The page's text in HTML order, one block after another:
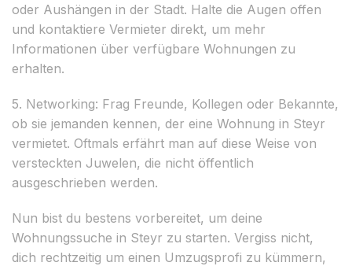
oder Aushängen in der Stadt. Halte die Augen offen
und kontaktiere Vermieter direkt, um mehr
Informationen über verfügbare Wohnungen zu
erhalten.
5. Networking: Frag Freunde, Kollegen oder Bekannte,
ob sie jemanden kennen, der eine Wohnung in Steyr
vermietet. Oftmals erfährt man auf diese Weise von
versteckten Juwelen, die nicht öffentlich
ausgeschrieben werden.
Nun bist du bestens vorbereitet, um deine
Wohnungssuche in Steyr zu starten. Vergiss nicht,
dich rechtzeitig um einen Umzugsprofi zu kümmern,